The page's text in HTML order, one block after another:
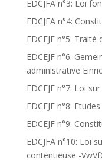
EDCJFA n°3: Loi
EDCJFA n°4:
EDCEJF n°5:
EDCEJF n°6:
administrative
EDCEJF n°7: Loi
EDCEJF n°8:
EDCEJF n°9:
EDCJFA n°10: Loi
contentieuse -